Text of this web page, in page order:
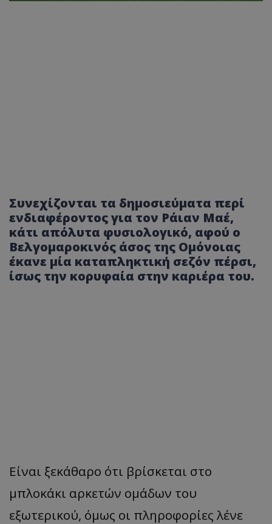
Συνεχίζονται τα δημοσιεύματα περί
ενδιαφέροντος για τον Ράιαν Μαέ,
κάτι απόλυτα φυσιολογικό, αφού ο
Βελγομαροκινός άσος της Ομόνοιας
έκανε μία καταπληκτική σεζόν πέρσι,
ίσως την κορυφαία στην καριέρα του.
Είναι ξεκάθαρο ότι βρίσκεται στο
μπλοκάκι αρκετών ομάδων του
εξωτερικού, όμως οι πληροφορίες λένε